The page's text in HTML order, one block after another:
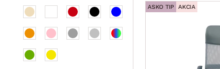
ASKO TIP AKCIA